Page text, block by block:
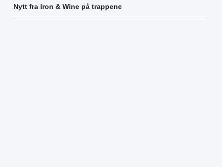
Nytt fra Iron & Wine på trappene